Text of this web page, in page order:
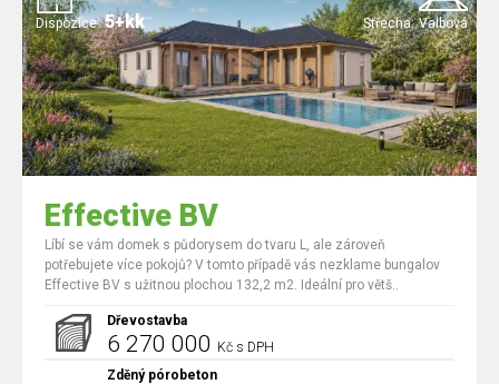
Střecha: Valbová
Dispozice: 5+kk
Effective BV
Líbí se vám domek s půdorysem do tvaru L, ale zároveň
potřebujete více pokojů? V tomto případě vás nezklame bungalov
Effective BV s užitnou plochou 132,2 m2. Ideální pro větš..
Dřevostavba
6 270 000 Kč s DPH
Zděný pórobeton